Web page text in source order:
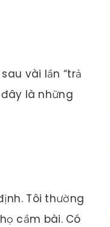
vài lần “trả
là những
Tôi thường
cầm bài. Có